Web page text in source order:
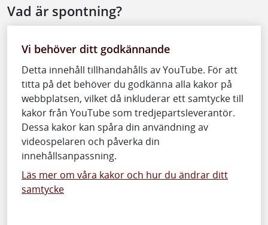
Vad är spontning?
Vi behöver ditt godkännande
Detta innehåll tillhandahålls av YouTube. För att
titta på det behöver du godkänna alla kakor på
webbplatsen, vilket då inkluderar ett samtycke till
kakor från YouTube som tredjepartsleverantör.
Dessa kakor kan spåra din användning av
videospelaren och påverka din
innehållsanpassning.
Läs mer om våra kakor och hur du ändrar ditt
samtycke